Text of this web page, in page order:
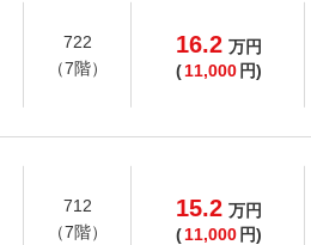
722
（7階）
16.2 万円
( 11,000 円)
712
（7階）
15.2 万円
( 11,000 円)